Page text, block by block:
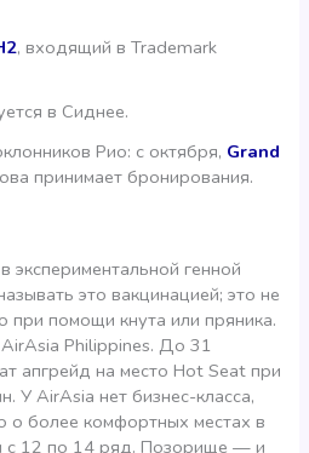
, входящий в Trademark
в Сиднее.
Рио: с октября, Grand
принимает бронирования.
экспериментальной генной
это вакцинацией; это не
при помощи кнута или пряника.
AirAsia Philippines. До 31
апгрейд на место Hot Seat при
У AirAsia нет бизнес-класса,
о более комфортных местах в
с 12 по 14 ряд. Позорище — и